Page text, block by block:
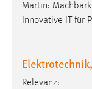
Martin:
Innovative IT für
Relevanz: